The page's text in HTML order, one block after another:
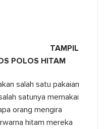
TAMPIL
POLOS HITAM
salah satu pakaian
satunya memakai
orang mengira
hitam mereka